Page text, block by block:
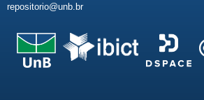
repositorio@unb.br